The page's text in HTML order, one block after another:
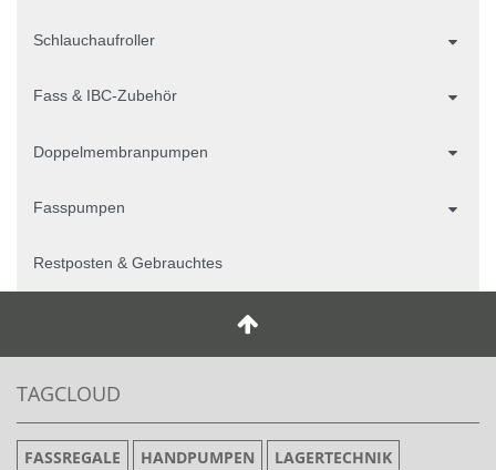
Schlauchaufroller
Fass & IBC-Zubehör
Doppelmembranpumpen
Fasspumpen
Restposten & Gebrauchtes
TAGCLOUD
FASSREGALE HANDPUMPEN
LAGERTECHNIK